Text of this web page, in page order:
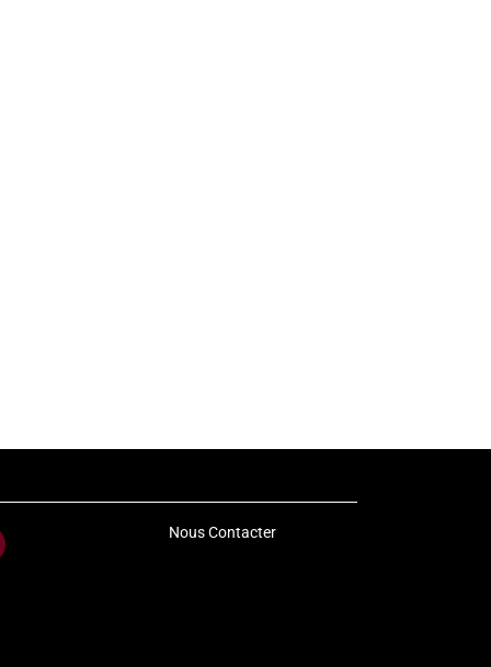
Nous Contacter